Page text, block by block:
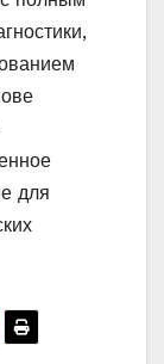
для